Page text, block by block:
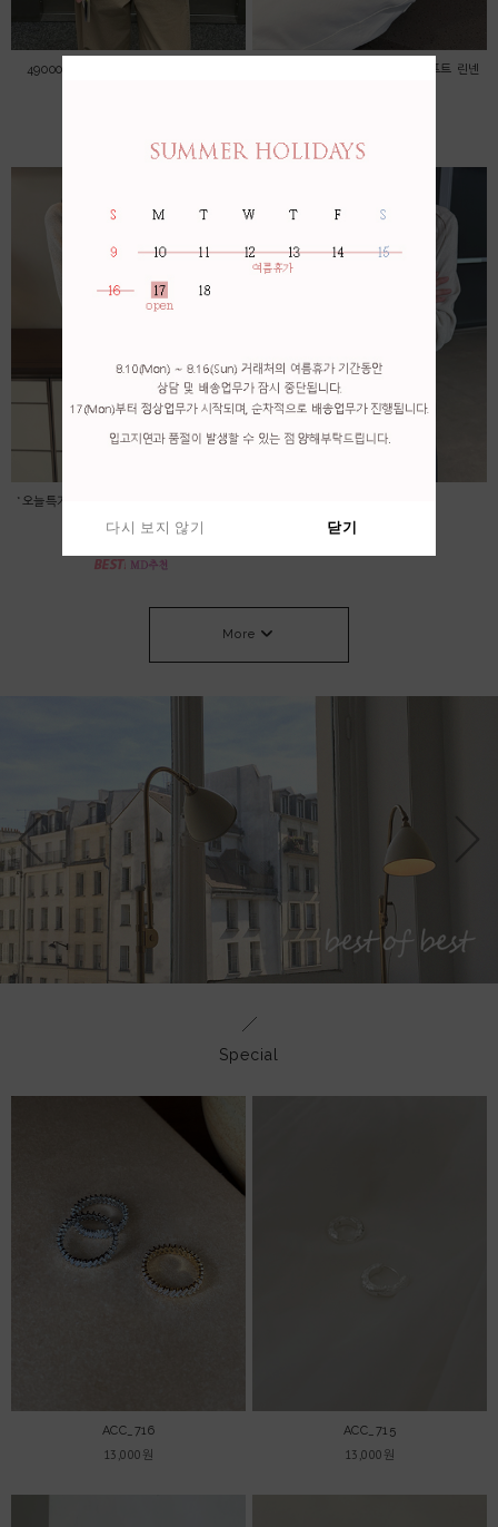
49000->45000 자수 레이스 블라우스
*오늘특가! 56000->53000 * 소프트 린넨
*오늘특가 58000->53000 베이지,차콜 당
일출고* 롤 라운드 니트
64,000원
More
Special
ACC_716
13,000원
ACC_715
13,000원
다시 보지 않기 닫기
다시 보지 않기 닫기